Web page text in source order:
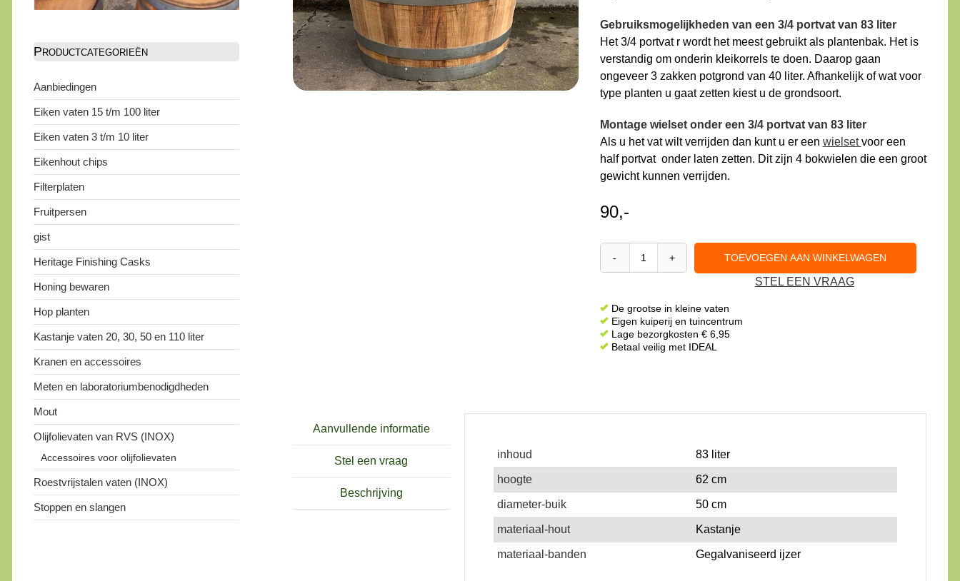
Gebruiksmogelijkheden van een 3/4 portvat van 83 liter
Het 3/4 portvat r wordt het meest gebruikt als plantenbak. Het is
verstandig om onderin kleikorrels te doen. Daarop gaan
ongeveer 3 zakken potgrond van 40 liter. Afhankelijk of wat voor
type planten u gaat zetten kiest u de grondsoort.
Montage wielset onder een 3/4 portvat van 83 liter
Als u het vat wilt verrijden dan kunt u er een wielsetvoor een
half portvat onder laten zetten. Dit zijn 4 bokwielen die een groot
gewicht kunnen verrijden.
90,-
3/4
83
liter,
geolied
TOEVOEGEN AAN WINKELWAGEN
STEL EEN VRAAG
De grootse in kleine vaten
Eigen kuiperij en tuincentrum
Lage bezorgkosten € 6,95
Betaal veilig met IDEAL
Aanvullende informatie
Stel een vraag
Beschrijving
inhoud 83 liter
hoogte 62 cm
diameter-buik 50 cm
materiaal-hout Kastanje
materiaal-banden Gegalvaniseerd ijzer
Productcategorieën
Aanbiedingen
Eiken vaten 15 t/m 100 liter
Eiken vaten 3 t/m 10 liter
Eikenhout chips
Filterplaten
Fruitpersen
gist
Heritage Finishing Casks
Honing bewaren
Hop planten
Kastanje vaten 20, 30, 50 en 110 liter
Kranen en accessoires
Meten en laboratoriumbenodigdheden
Mout
Olijfolievaten van RVS (INOX)
Accessoires voor olijfolievaten
Roestvrijstalen vaten (INOX)
Stoppen en slangen